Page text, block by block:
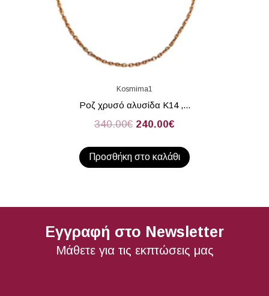
Kosmima1
Ροζ χρυσό αλυσίδα Κ14 ,...
340.00€ 240.00€
Προσθήκη στο καλάθι
Εγγραφή στο Newsletter
Μάθετε για τις εκπτώσεις μας